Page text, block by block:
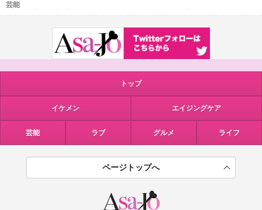
芸能
トップ
イケメン エイジングケア
芸能 ラブ グルメ ライフ
ページトップへ